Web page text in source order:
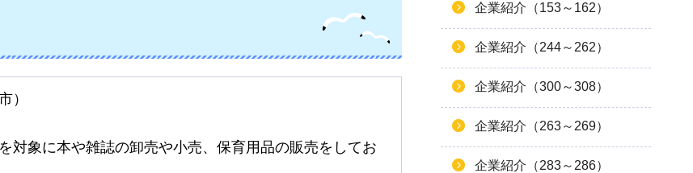
）
対象に本や雑誌の卸売や小売、保育用品の販売をしてお
企業紹介（153～162）
企業紹介（244～262）
企業紹介（300～308）
企業紹介（263～269）
企業紹介（283～286）